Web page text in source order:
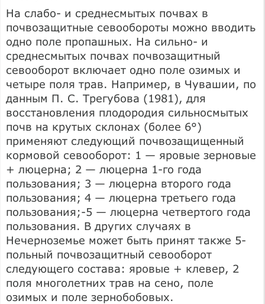
На слабо- и среднесмытых почвах в
почвозащитные севообороты можно вводить
одно поле пропашных. На сильно- и
среднесмытых почвах почвозащитный
севооборот включает одно поле озимых и
четыре поля трав. Например, в Чувашии, по
данным П. С. Трегубова (1981), для
восстановления плодородия сильносмытых
почв на крутых склонах (более 6°)
применяют следующий почвозащищенный
кормовой севооборот: 1 — яровые зерновые
+ люцерна; 2 — люцерна 1-го года
пользования; 3 — люцерна второго года
пользования; 4 — люцерна третьего года
пользования;-5 — люцерна четвертого года
пользования. В других случаях в
Нечерноземье может быть принят также 5-
польный почвозащитный севооборот
следующего состава: яровые + клевер, 2
поля многолетних трав на сено, поле
озимых и поле зернобобовых.